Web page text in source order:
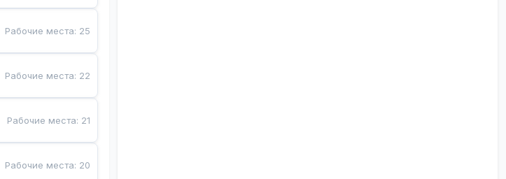
Рабочие места: 25
Рабочие места: 22
Рабочие места: 21
Рабочие места: 20